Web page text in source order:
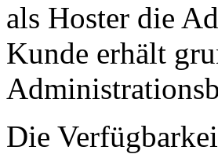
als Hoster die
Kunde erhält
Die